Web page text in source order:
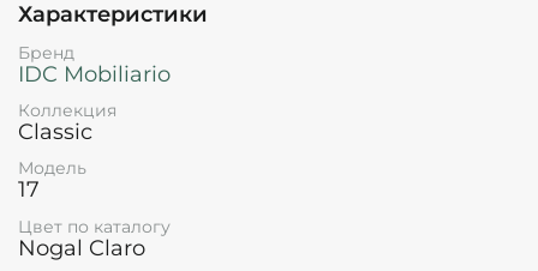
Характеристики
Бренд
IDC Mobiliario
Коллекция
Classic
Модель
17
Цвет по каталогу
Nogal Claro